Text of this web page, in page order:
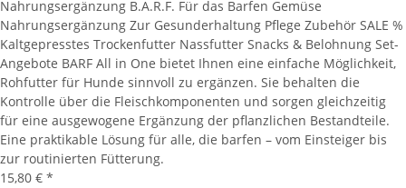
Nahrungsergänzung B.A.R.F. Für das Barfen Gemüse
Nahrungsergänzung Zur Gesunderhaltung Pflege Zubehör SALE %
Kaltgepresstes Trockenfutter Nassfutter Snacks & Belohnung Set-
Angebote BARF All in One bietet Ihnen eine einfache Möglichkeit,
Rohfutter für Hunde sinnvoll zu ergänzen. Sie behalten die
Kontrolle über die Fleischkomponenten und sorgen gleichzeitig
für eine ausgewogene Ergänzung der pflanzlichen Bestandteile.
Eine praktikable Lösung für alle, die barfen – vom Einsteiger bis
zur routinierten Fütterung.
15,80 € *